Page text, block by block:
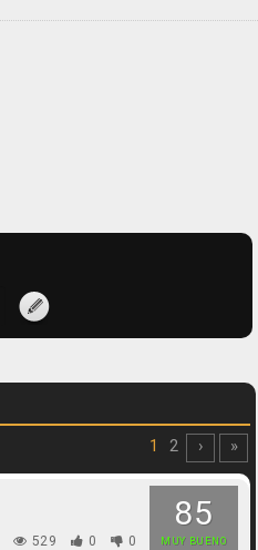
1 2 › »
85
MUY BUENO
529 0 0